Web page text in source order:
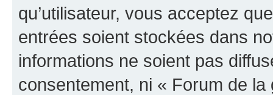
qu’utilisateur, vous acceptez
entrées soient stockées dans
informations ne soient pas
consentement, ni « Forum de